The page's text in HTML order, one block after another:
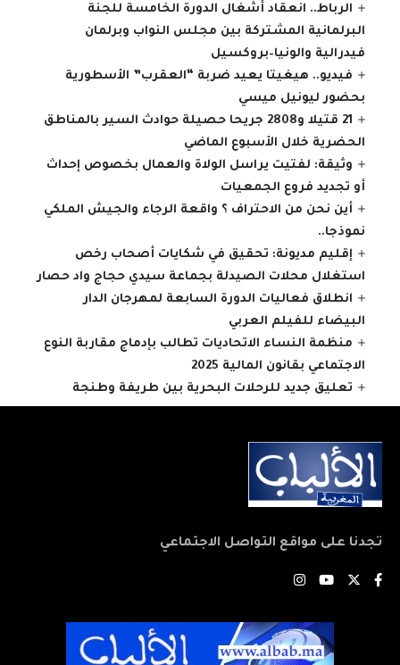
الرباط.. انعقاد أشغال الدورة الخامسة للجنة
البرلمانية المشتركة بين مجلس النواب وبرلمان
فيدرالية والونيا–بروكسيل
فيديو.. هيغيتا يعيد ضربة “العقرب” الأسطورية
بحضور ليونيل ميسي
21 قتيلا و2808 جريحا حصيلة حوادث السير بالمناطق
الحضرية ‏خلال الأسبوع الماضي
وثيقة: لفتيت يراسل الولاة والعمال بخصوص إحداث
أو تجديد فروع الجمعيات
أين نحن من الاحتراف ؟ واقعة الرجاء والجيش الملكي
نموذجا..
إقليم مديونة: تحقيق في شكايات أصحاب رخص
استغلال محلات الصيدلة بجماعة سيدي حجاج واد حصار
انطلاق فعاليات الدورة السابعة لمهرجان الدار
البيضاء للفيلم العربي
منظمة النساء الاتحاديات تطالب بإدماج مقاربة النوع
الاجتماعي بقانون المالية 2025
تعليق جديد للرحلات البحرية بين طريفة وطنجة
تجدنا على مواقع التواصل الاجتماعي